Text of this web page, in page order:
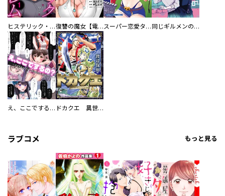
ヒステリック・ハーレム～搾られる男と堕ちる女～【電子単行本版】 復讐の魔女【電子単行本版】 スーパー恋愛タイム！～現場でドＳな彼女は自宅でデレる～ 同じギルメンの声が好き
え、ここでするの？ アイドルのファンが知らない日常 ドカクエ 異世界ドカコッククエスト
ラブコメ もっと見る